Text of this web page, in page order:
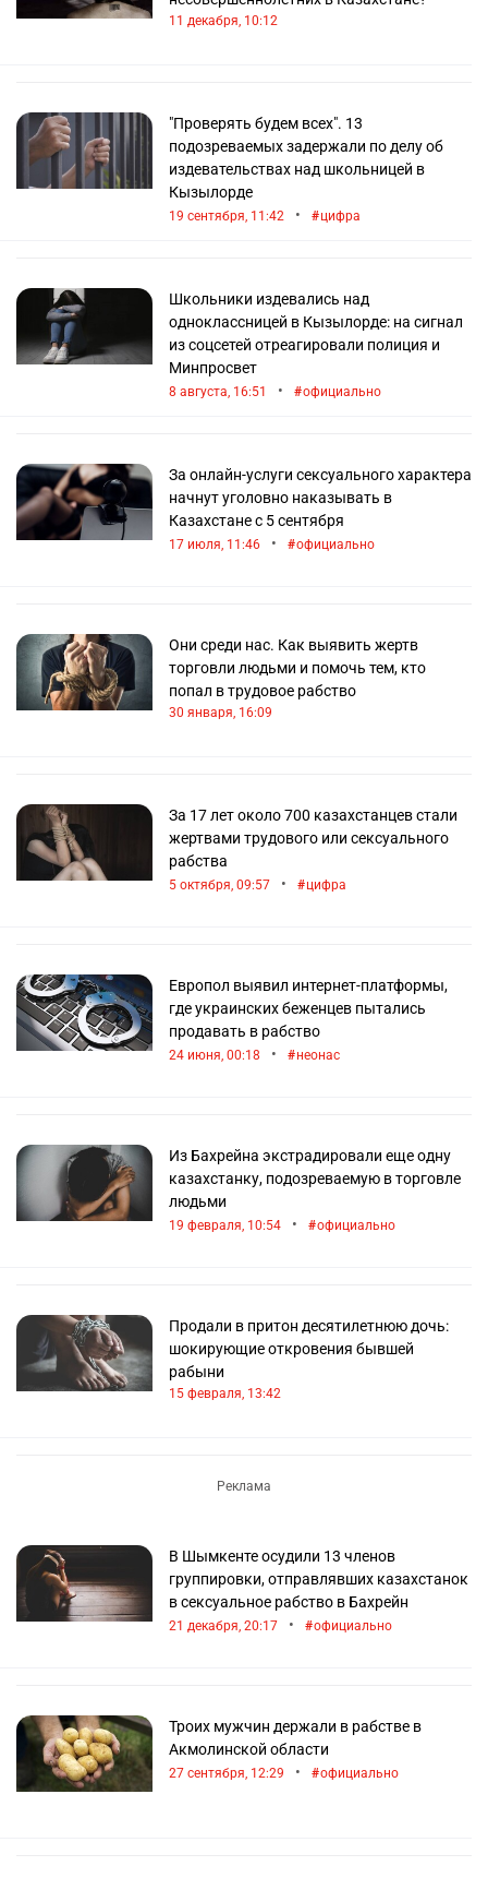
11 декабря, 10:12
"Проверять будем всех". 13
подозреваемых задержали по делу об
издевательствах над школьницей в
Кызылорде
19 сентября, 11:42 • цифра
Школьники издевались над
одноклассницей в Кызылорде: на сигнал
из соцсетей отреагировали полиция и
Минпросвет
8 августа, 16:51 • официально
За онлайн-услуги сексуального характера
начнут уголовно наказывать в
Казахстане с 5 сентября
17 июля, 11:46 • официально
Они среди нас. Как выявить жертв
торговли людьми и помочь тем, кто
попал в трудовое рабство
30 января, 16:09
За 17 лет около 700 казахстанцев стали
жертвами трудового или сексуального
рабства
5 октября, 09:57 • цифра
Европол выявил интернет-платформы,
где украинских беженцев пытались
продавать в рабство
24 июня, 00:18 • неонас
Из Бахрейна экстрадировали еще одну
казахстанку, подозреваемую в торговле
людьми
19 февраля, 10:54 • официально
Продали в притон десятилетнюю дочь:
шокирующие откровения бывшей
рабыни
15 февраля, 13:42
В Шымкенте осудили 13 членов
группировки, отправлявших казахстанок
в сексуальное рабство в Бахрейн
21 декабря, 20:17 • официально
Троих мужчин держали в рабстве в
Акмолинской области
27 сентября, 12:29 • официально